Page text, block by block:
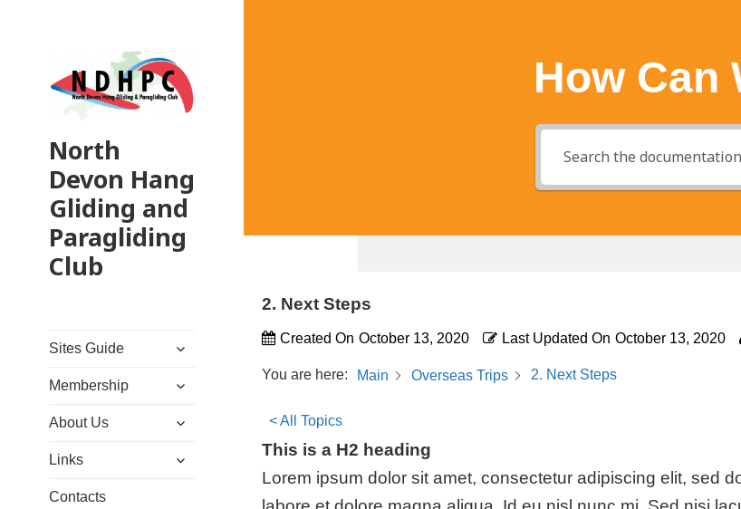
North
Devon Hang
Gliding and
Paragliding
Club
Sites Guide
expand
menu
Membership
expand
menu
About Us
expand
menu
Links
expand
Contacts
How Can
2. Next Steps
Created On October 13, 2020 Last Updated On October 13, 2020
You are here: Main Overseas Trips 2. Next Steps
< All Topics
This is a H2 heading
Lorem ipsum dolor sit amet, consectetur adipiscing elit, sed